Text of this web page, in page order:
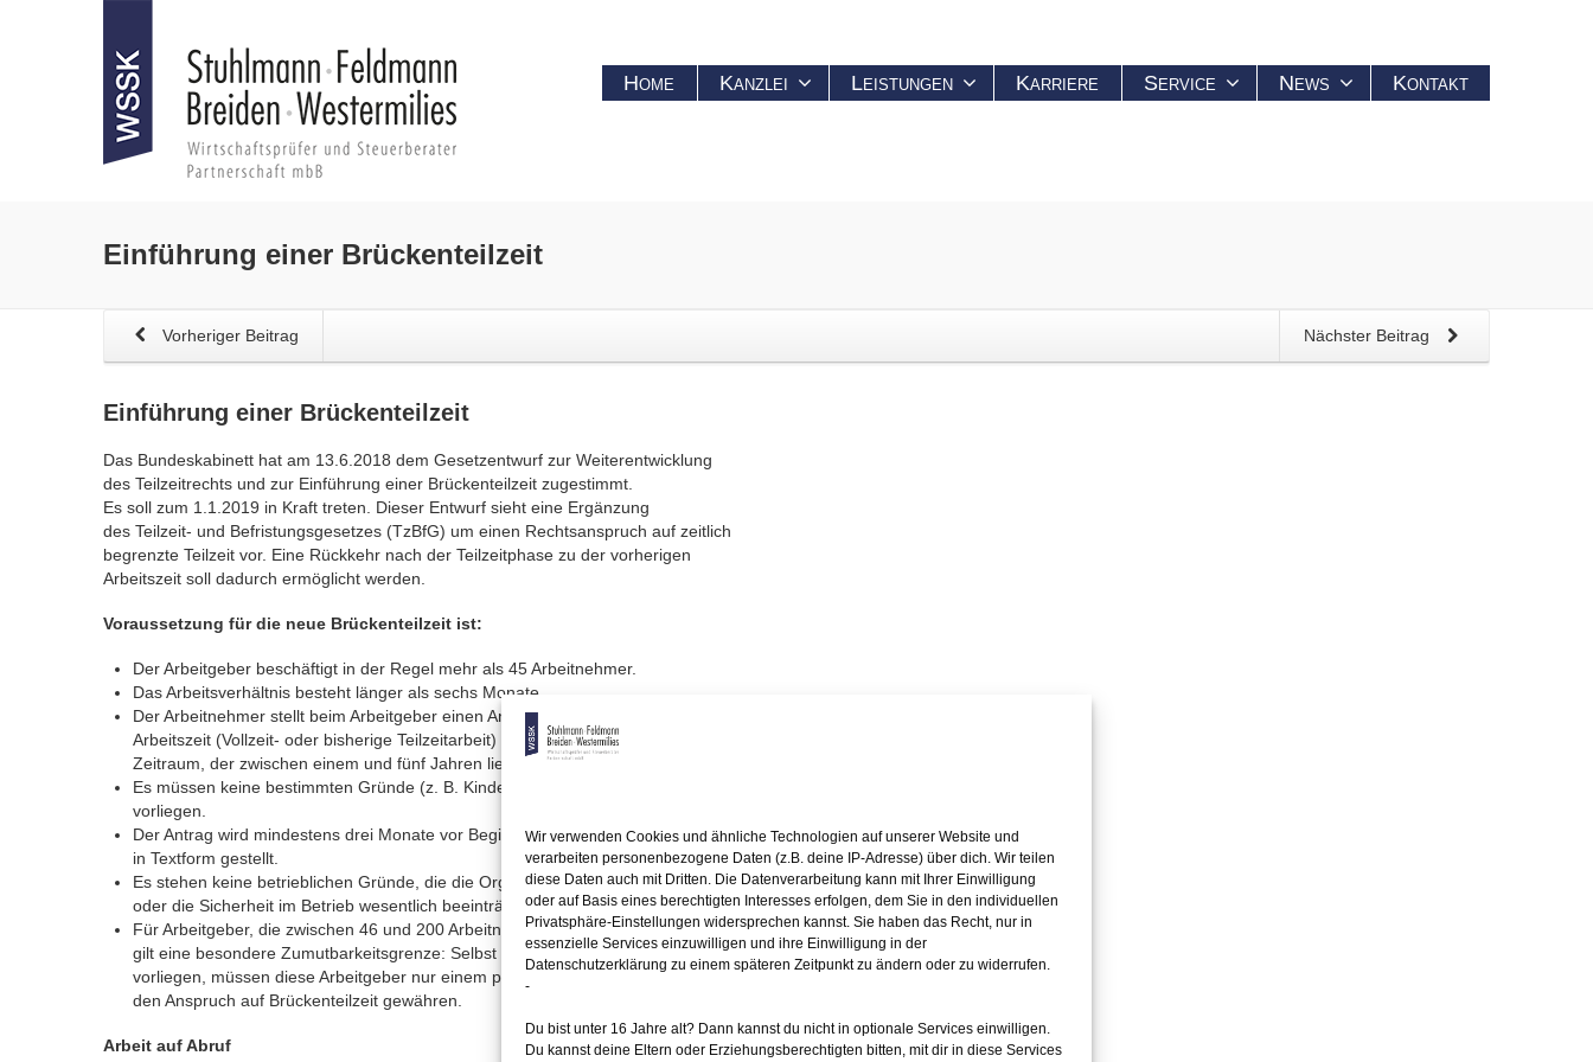
Wir verwenden Cookies und ähnliche Technologien auf unserer Website und
verarbeiten personenbezogene Daten (z.B. deine IP-Adresse) über dich. Wir teilen
diese Daten auch mit Dritten. Die Datenverarbeitung kann mit Ihrer Einwilligung
oder auf Basis eines berechtigten Interesses erfolgen, dem Sie in den individuellen
Privatsphäre-Einstellungen widersprechen kannst. Sie haben das Recht, nur in
essenzielle Services einzuwilligen und ihre Einwilligung in der
Datenschutzerklärung zu einem späteren Zeitpunkt zu ändern oder zu widerrufen.
-
Du bist unter 16 Jahre alt? Dann kannst du nicht in optionale Services einwilligen.
Du kannst deine Eltern oder Erziehungsberechtigten bitten, mit dir in diese Services
Home Kanzlei Leistungen Karriere Service News Kontakt
Einführung einer Brückenteilzeit
Nächster Beitrag
Vorheriger Beitrag
Einführung einer Brückenteilzeit
Das Bundeskabinett hat am 13.6.2018 dem Gesetzentwurf zur Weiterentwicklung
des Teilzeitrechts und zur Einführung einer Brückenteilzeit zugestimmt.
Es soll zum 1.1.2019 in Kraft treten. Dieser Entwurf sieht eine Ergänzung
des Teilzeit- und Befristungsgesetzes (TzBfG) um einen Rechtsanspruch auf zeitlich
begrenzte Teilzeit vor. Eine Rückkehr nach der Teilzeitphase zu der vorherigen
Arbeitszeit soll dadurch ermöglicht werden.
Voraussetzung für die neue Brückenteilzeit ist:
Der Arbeitgeber beschäftigt in der Regel mehr als 45 Arbeitnehmer.
Das Arbeitsverhältnis besteht länger als sechs Monate.
Der Arbeitnehmer stellt beim Arbeitgeber einen Antrag, die vertraglich vereinbarte
Arbeitszeit (Vollzeit- oder bisherige Teilzeitarbeit) für einen bestimmten
Zeitraum, der zwischen einem und fünf Jahren liegt, zu verringern.
Es müssen keine bestimmten Gründe (z. B. Kindererziehung, Pflege)
vorliegen.
Der Antrag wird mindestens drei Monate vor Beginn der gewünschten Verringerung
in Textform gestellt.
Es stehen keine betrieblichen Gründe, die die Organisation, den Arbeitsablauf
oder die Sicherheit im Betrieb wesentlich beeinträchtigen, entgegen.
Für Arbeitgeber, die zwischen 46 und 200 Arbeitnehmer beschäftigen,
gilt eine besondere Zumutbarkeitsgrenze: Selbst wenn die übrigen Voraussetzungen
vorliegen, müssen diese Arbeitgeber nur einem pro angefangenen 15 Arbeitnehmern
den Anspruch auf Brückenteilzeit gewähren.
Arbeit auf Abruf